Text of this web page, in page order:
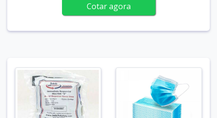
Cotar agora